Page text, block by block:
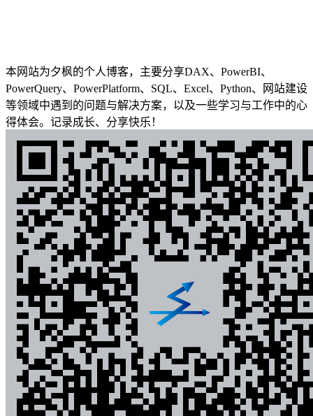
本网站为夕枫的个人博客，主要分享DAX、PowerBI、
PowerQuery、PowerPlatform、SQL、Excel、Python、网站建设
等领域中遇到的问题与解决方案，以及一些学习与工作中的心
得体会。记录成长、分享快乐！